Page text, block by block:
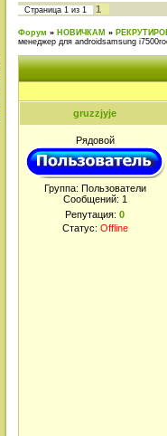
Страница 1 из 1 1
Форум » НОВИЧКАМ »
менеджер для androidsamsung
gruzzjyje
Рядовой
Группа: Пользователи
Сообщений: 1
Репутация: 0
Статус: Offline